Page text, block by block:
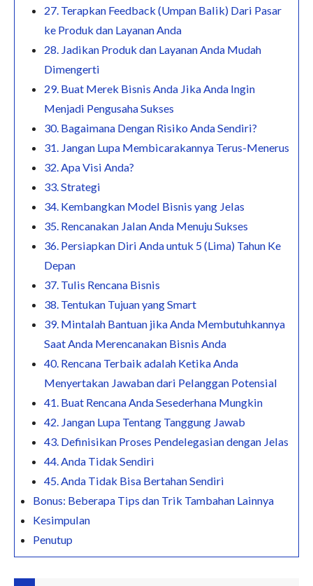
27. Terapkan Feedback (Umpan Balik) Dari Pasar
ke Produk dan Layanan Anda
28. Jadikan Produk dan Layanan Anda Mudah
Dimengerti
29. Buat Merek Bisnis Anda Jika Anda Ingin
Menjadi Pengusaha Sukses
30. Bagaimana Dengan Risiko Anda Sendiri?
31. Jangan Lupa Membicarakannya Terus-Menerus
32. Apa Visi Anda?
33. Strategi
34. Kembangkan Model Bisnis yang Jelas
35. Rencanakan Jalan Anda Menuju Sukses
36. Persiapkan Diri Anda untuk 5 (Lima) Tahun Ke
Depan
37. Tulis Rencana Bisnis
38. Tentukan Tujuan yang Smart
39. Mintalah Bantuan jika Anda Membutuhkannya
Saat Anda Merencanakan Bisnis Anda
40. Rencana Terbaik adalah Ketika Anda
Menyertakan Jawaban dari Pelanggan Potensial
41. Buat Rencana Anda Sesederhana Mungkin
42. ​​Jangan Lupa Tentang Tanggung Jawab
43. Definisikan Proses Pendelegasian dengan Jelas
44. Anda Tidak Sendiri
45. Anda Tidak Bisa Bertahan Sendiri
Bonus: Beberapa Tips dan Trik Tambahan Lainnya
Kesimpulan
Penutup